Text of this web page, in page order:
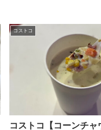
コストコ
コストコ【コーンチャ